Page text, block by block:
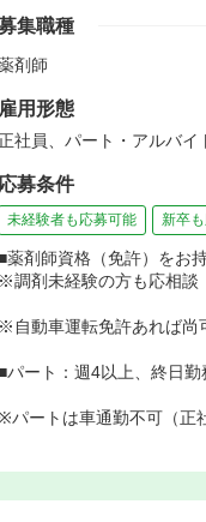
集職種
剤師
雇用形態
社員、パート・アルバイ
応募条件
未経験者も応募可能 新卒
薬剤師資格（免許）をお
※調剤未経験の方も応相談
※自動車運転免許あれば尚
パート：週4以上、終日
パートは車通勤不可（正